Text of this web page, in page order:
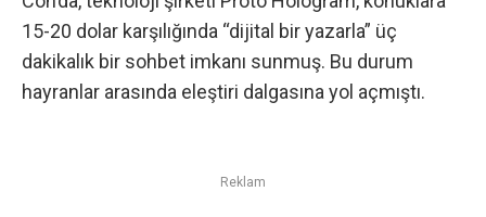
15-20 dolar karşılığında “dijital bir yazarla” üç
dakikalık bir sohbet imkanı sunmuş. Bu durum
hayranlar arasında eleştiri dalgasına yol açmıştı.
Reklam